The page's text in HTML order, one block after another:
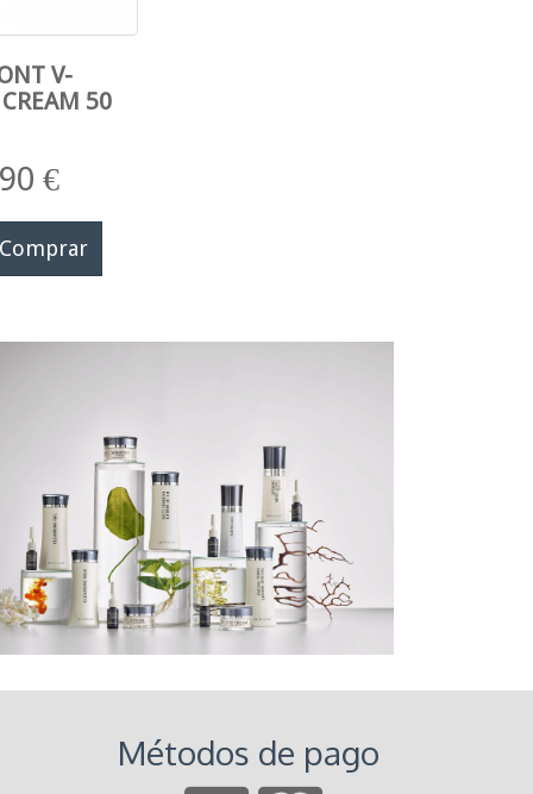
V-
50
€
Comprar
Métodos de pago